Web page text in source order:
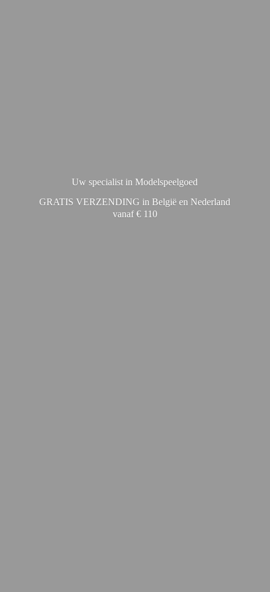
Uw specialist in Modelspeelgoed
GRATIS VERZENDING in België en Nederland
vanaf € 110